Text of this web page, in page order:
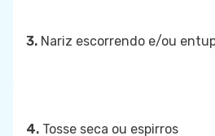
3. Nariz escorrendo e/ou
4. Tosse seca ou espirros